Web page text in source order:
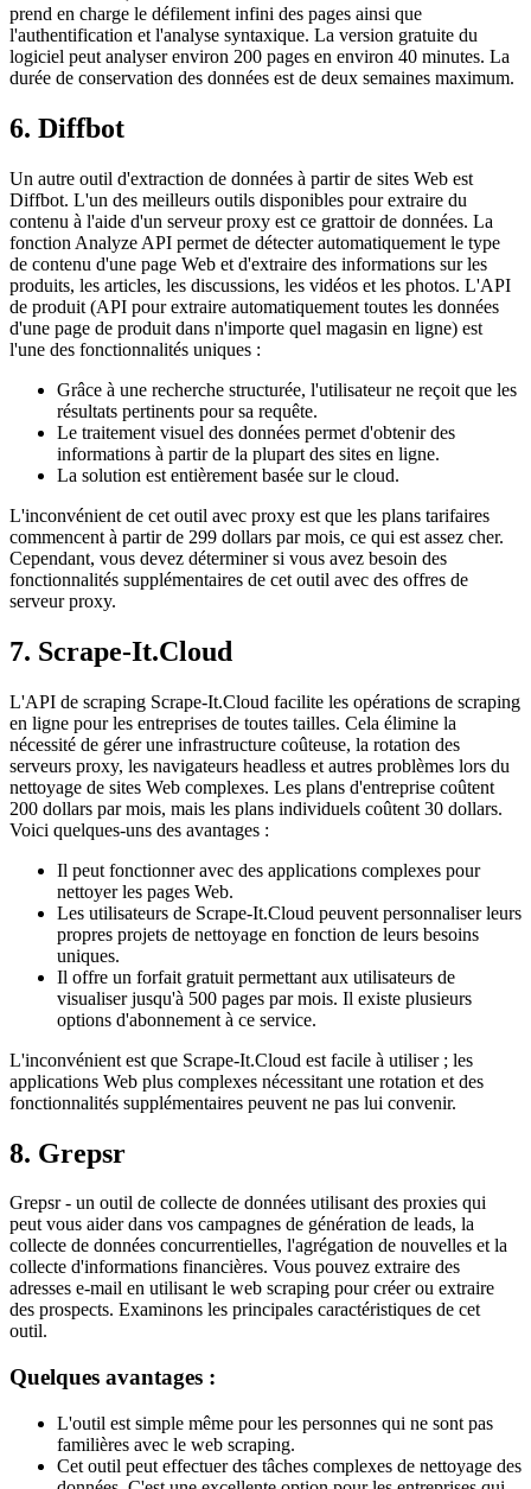
prend en charge le défilement infini des pages ainsi que
l'authentification et l'analyse syntaxique. La version gratuite du
logiciel peut analyser environ 200 pages en environ 40 minutes. La
durée de conservation des données est de deux semaines maximum.
6. Diffbot
Un autre outil d'extraction de données à partir de sites Web est
Diffbot. L'un des meilleurs outils disponibles pour extraire du
contenu à l'aide d'un serveur proxy est ce grattoir de données. La
fonction Analyze API permet de détecter automatiquement le type
de contenu d'une page Web et d'extraire des informations sur les
produits, les articles, les discussions, les vidéos et les photos. L'API
de produit (API pour extraire automatiquement toutes les données
d'une page de produit dans n'importe quel magasin en ligne) est
l'une des fonctionnalités uniques :
Grâce à une recherche structurée, l'utilisateur ne reçoit que les
résultats pertinents pour sa requête.
Le traitement visuel des données permet d'obtenir des
informations à partir de la plupart des sites en ligne.
La solution est entièrement basée sur le cloud.
L'inconvénient de cet outil avec proxy est que les plans tarifaires
commencent à partir de 299 dollars par mois, ce qui est assez cher.
Cependant, vous devez déterminer si vous avez besoin des
fonctionnalités supplémentaires de cet outil avec des offres de
serveur proxy.
7. Scrape-It.Cloud
L'API de scraping Scrape-It.Cloud facilite les opérations de scraping
en ligne pour les entreprises de toutes tailles. Cela élimine la
nécessité de gérer une infrastructure coûteuse, la rotation des
serveurs proxy, les navigateurs headless et autres problèmes lors du
nettoyage de sites Web complexes. Les plans d'entreprise coûtent
200 dollars par mois, mais les plans individuels coûtent 30 dollars.
Voici quelques-uns des avantages :
Il peut fonctionner avec des applications complexes pour
nettoyer les pages Web.
Les utilisateurs de Scrape-It.Cloud peuvent personnaliser leurs
propres projets de nettoyage en fonction de leurs besoins
uniques.
Il offre un forfait gratuit permettant aux utilisateurs de
visualiser jusqu'à 500 pages par mois. Il existe plusieurs
options d'abonnement à ce service.
L'inconvénient est que Scrape-It.Cloud est facile à utiliser ; les
applications Web plus complexes nécessitant une rotation et des
fonctionnalités supplémentaires peuvent ne pas lui convenir.
8. Grepsr
Grepsr - un outil de collecte de données utilisant des proxies qui
peut vous aider dans vos campagnes de génération de leads, la
collecte de données concurrentielles, l'agrégation de nouvelles et la
collecte d'informations financières. Vous pouvez extraire des
adresses e-mail en utilisant le web scraping pour créer ou extraire
des prospects. Examinons les principales caractéristiques de cet
outil.
Quelques avantages :
L'outil est simple même pour les personnes qui ne sont pas
familières avec le web scraping.
Cet outil peut effectuer des tâches complexes de nettoyage des